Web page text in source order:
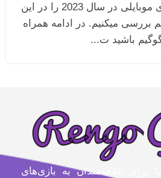
محبوب ترین بازی های موبایلی در سال 2023 را در این
بررسی میکنیم. در ادامه همراه
باشید ت...
برای علاقه‌مندان به بازی‌های